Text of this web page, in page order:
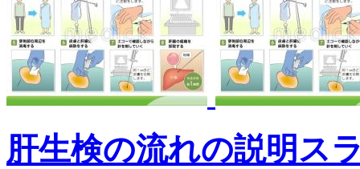
肝生検の流れの説明ス